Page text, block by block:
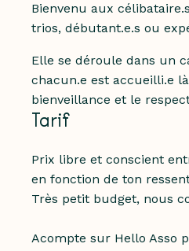
Bienvenu aux
trios, débutant.e.s ou
Elle se déroule dans un
chacun.e est accueilli.e
bienveillance et le
Tarif
Prix libre et conscient
en fonction de ton
Très petit budget, nous
Acompte sur Hello Asso